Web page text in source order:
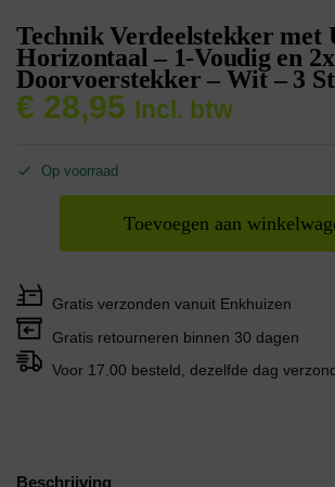
Technik Verdeelstekker met
Horizontaal – 1-Voudig en
Doorvoerstekker – Wit – 3
€ 28,95 Incl. btw
Op voorraad
Toevoegen aan
Gratis verzonden vanuit Enkhuizen
Gratis retourneren binnen 30 dagen
Voor 17.00 besteld, dezelfde dag
Beschrijving